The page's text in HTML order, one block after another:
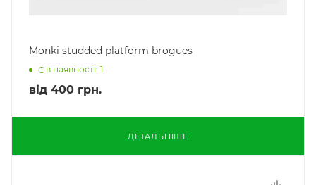
Monki studded platform brogues
Є в наявності: 1
від 400 грн.
ДЕТАЛЬНІШЕ